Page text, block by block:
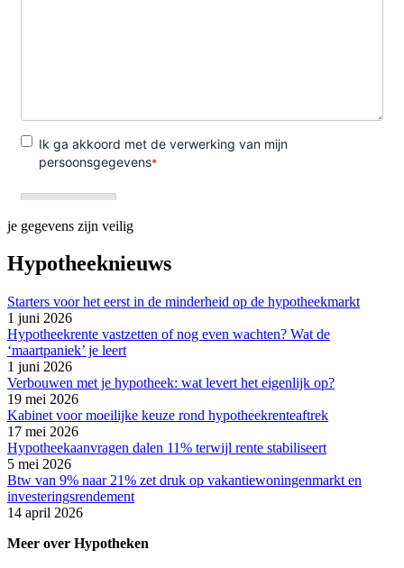
je gegevens zijn veilig
Hypotheeknieuws
Starters voor het eerst in de minderheid op de hypotheekmarkt
1 juni 2026
Hypotheekrente vastzetten of nog even wachten? Wat de
‘maartpaniek’ je leert
1 juni 2026
Verbouwen met je hypotheek: wat levert het eigenlijk op?
19 mei 2026
Kabinet voor moeilijke keuze rond hypotheekrenteaftrek
17 mei 2026
Hypotheekaanvragen dalen 11% terwijl rente stabiliseert
5 mei 2026
Btw van 9% naar 21% zet druk op vakantiewoningenmarkt en
investeringsrendement
14 april 2026
Meer over Hypotheken